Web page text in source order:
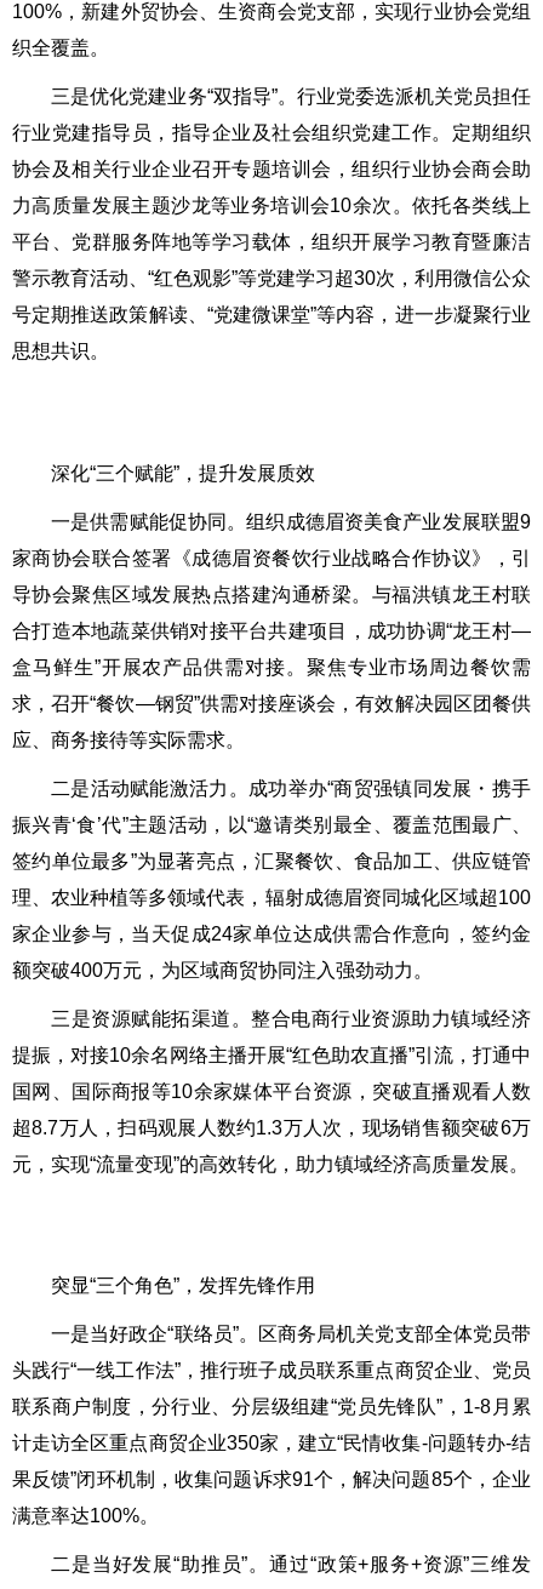
100%，新建外贸协会、生资商会党支部，实现行业协会党组
织全覆盖。
三是优化党建业务“双指导”。行业党委选派机关党员担任
行业党建指导员，指导企业及社会组织党建工作。定期组织
协会及相关行业企业召开专题培训会，组织行业协会商会助
力高质量发展主题沙龙等业务培训会10余次。依托各类线上
平台、党群服务阵地等学习载体，组织开展学习教育暨廉洁
警示教育活动、“红色观影”等党建学习超30次，利用微信公众
号定期推送政策解读、“党建微课堂”等内容，进一步凝聚行业
思想共识。
深化“三个赋能”，提升发展质效
一是供需赋能促协同。组织成德眉资美食产业发展联盟9
家商协会联合签署《成德眉资餐饮行业战略合作协议》，引
导协会聚焦区域发展热点搭建沟通桥梁。与福洪镇龙王村联
合打造本地蔬菜供销对接平台共建项目，成功协调“龙王村—
盒马鲜生”开展农产品供需对接。聚焦专业市场周边餐饮需
求，召开“餐饮—钢贸”供需对接座谈会，有效解决园区团餐供
应、商务接待等实际需求。
二是活动赋能激活力。成功举办“商贸强镇同发展・携手
振兴青‘食’代”主题活动，以“邀请类别最全、覆盖范围最广、
签约单位最多”为显著亮点，汇聚餐饮、食品加工、供应链管
理、农业种植等多领域代表，辐射成德眉资同城化区域超100
家企业参与，当天促成24家单位达成供需合作意向，签约金
额突破400万元，为区域商贸协同注入强劲动力。
三是资源赋能拓渠道。整合电商行业资源助力镇域经济
提振，对接10余名网络主播开展“红色助农直播”引流，打通中
国网、国际商报等10余家媒体平台资源，突破直播观看人数
超8.7万人，扫码观展人数约1.3万人次，现场销售额突破6万
元，实现“流量变现”的高效转化，助力镇域经济高质量发展。
突显“三个角色”，发挥先锋作用
一是当好政企“联络员”。区商务局机关党支部全体党员带
头践行“一线工作法”，推行班子成员联系重点商贸企业、党员
联系商户制度，分行业、分层级组建“党员先锋队”，1-8月累
计走访全区重点商贸企业350家，建立“民情收集-问题转办-结
果反馈”闭环机制，收集问题诉求91个，解决问题85个，企业
满意率达100%。
二是当好发展“助推员”。通过“政策+服务+资源”三维发